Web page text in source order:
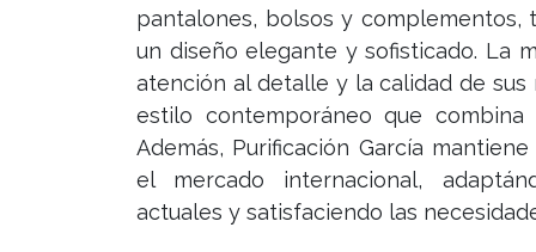
pantalones, bolsos y complementos,
un diseño elegante y sofisticado. La
atención al detalle y la calidad de
estilo contemporáneo que combina
Además, Purificación García
el mercado internacional,
actuales y satisfaciendo las